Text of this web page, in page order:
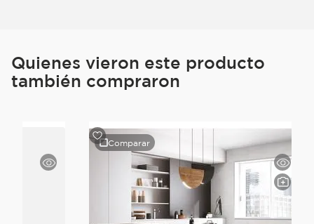
Quienes vieron este producto
también compraron
Comparar